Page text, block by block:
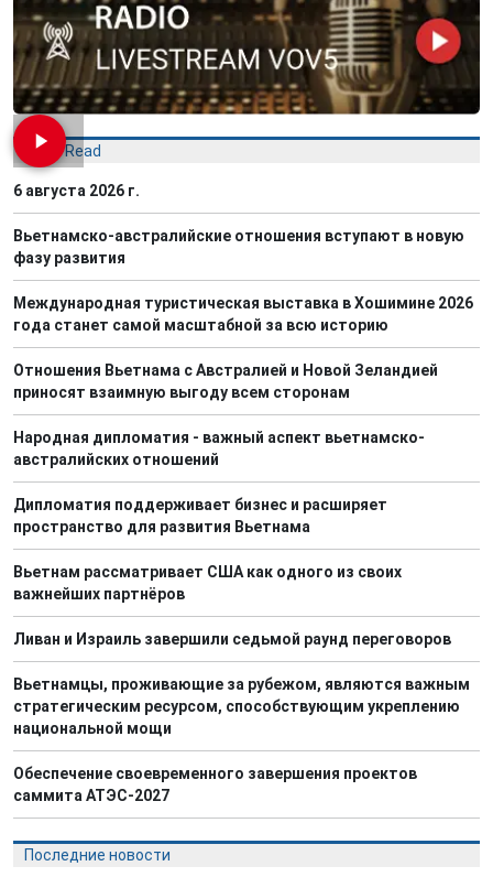
Most Read
6 августа 2026 г.
Вьетнамско-австралийские отношения вступают в новую
фазу развития
Международная туристическая выставка в Хошимине 2026
года станет самой масштабной за всю историю
Отношения Вьетнама с Австралией и Новой Зеландией
приносят взаимную выгоду всем сторонам
Народная дипломатия - важный аспект вьетнамско-
австралийских отношений
Дипломатия поддерживает бизнес и расширяет
пространство для развития Вьетнама
Вьетнам рассматривает США как одного из своих
важнейших партнёров
Ливан и Израиль завершили седьмой раунд переговоров
Вьетнамцы, проживающие за рубежом, являются важным
стратегическим ресурсом, способствующим укреплению
национальной мощи
Обеспечение своевременного завершения проектов
саммита АТЭС-2027
Последние новости